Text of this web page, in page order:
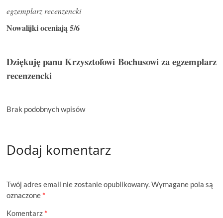
egzemplarz recenzencki
Nowalijki oceniają 5/6
Dziękuję panu Krzysztofowi Bochusowi za egzemplarz
recenzencki
Brak podobnych wpisów
Dodaj komentarz
Twój adres email nie zostanie opublikowany.Wymagane pola są
oznaczone *
Komentarz *